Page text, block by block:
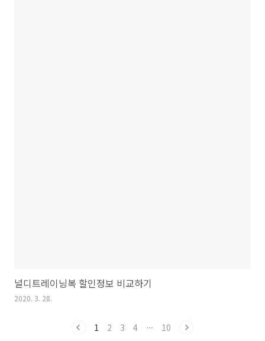
널디트레이닝복 할인정보 비교하기
2020. 3. 28.
1 2 3 4 ··· 10